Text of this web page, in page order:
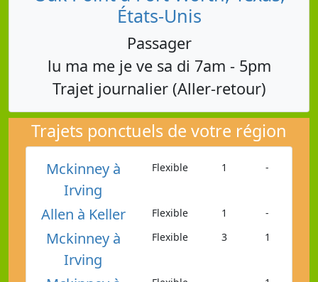
États-Unis
Passager
lu ma me je ve sa di 7am - 5pm
Trajet journalier (Aller-retour)
Trajets ponctuels de votre région
Mckinney à
Irving
Flexible 1 -
Allen à Keller Flexible 1 -
Mckinney à
Irving
Flexible 3 1